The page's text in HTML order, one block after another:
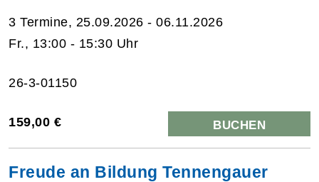
3 Termine, 25.09.2026 - 06.11.2026
Fr., 13:00 - 15:30 Uhr
26-3-01150
159,00 € BUCHEN
Freude an Bildung Tennengauer